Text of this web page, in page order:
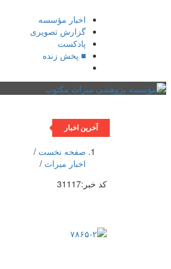
اخبار مؤسسه
گزارش تصویری
پادکست‌
■ پخش زنده
آخرین اخبار
صفحه نخست /
اخبار میراث /
کد خبر:31117